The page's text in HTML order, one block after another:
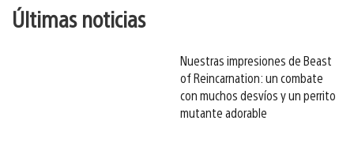
Últimas noticias
Nuestras impresiones de Beast
of Reincarnation: un combate
con muchos desvíos y un perrito
mutante adorable